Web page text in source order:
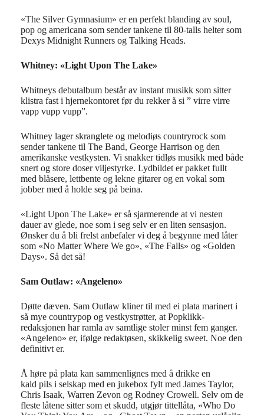
«The Silver Gymnasium» er en perfekt blanding av soul,
pop og americana som sender tankene til 80-talls helter som
Dexys Midnight Runners og Talking Heads.
Whitney: «Light Upon The Lake»
Whitneys debutalbum består av instant musikk som sitter
klistra fast i hjernekontoret før du rekker å si ” virre virre
vapp vupp vupp”.
Whitney lager skranglete og melodiøs countryrock som
sender tankene til The Band, George Harrison og den
amerikanske vestkysten. Vi snakker tidløs musikk med både
snert og store doser viljestyrke. Lydbildet er pakket fullt
med blåsere, lettbente og lekne gitarer og en vokal som
jobber med å holde seg på beina.
«Light Upon The Lake» er så sjarmerende at vi nesten
dauer av glede, noe som i seg selv er en liten sensasjon.
Ønsker du å bli frelst anbefaler vi deg å begynne med låter
som «No Matter Where We go», «The Falls» og «Golden
Days». Så det så!
Sam Outlaw: «Angeleno»
Døtte dæven. Sam Outlaw kliner til med ei plata marinert i
så mye countrypop og vestkystrøtter, at Popklikk-
redaksjonen har ramla av samtlige stoler minst fem ganger.
«Angeleno» er, ifølge redaktøsen, skikkelig sweet. Noe den
definitivt er.
Å høre på plata kan sammenlignes med å drikke en
kald pils i selskap med en jukebox fylt med James Taylor,
Chris Isaak, Warren Zevon og Rodney Crowell. Selv om de
fleste låtene sitter som et skudd, utgjør tittellåta, «Who Do